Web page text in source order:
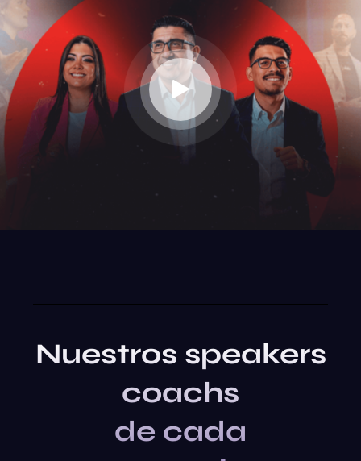
Nuestros speakers
coachs
de cada